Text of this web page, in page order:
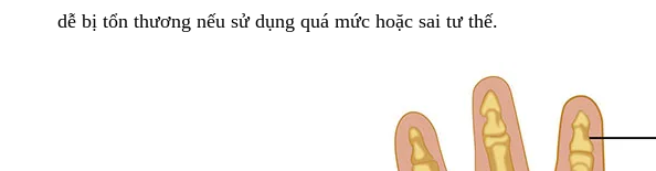
dễ bị tổn thương nếu sử dụng quá mức hoặc sai tư thế.